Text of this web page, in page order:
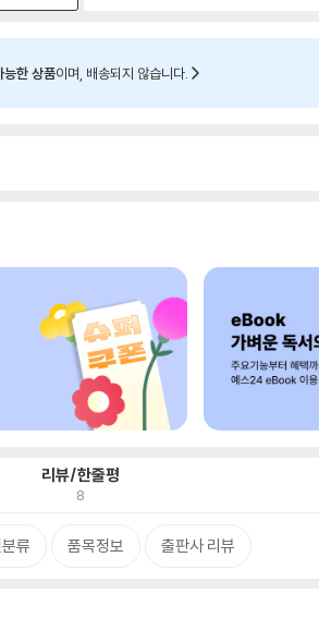
한 상품이며, 배송되지 않습니다.
리뷰/한줄평
8
류 품목정보 출판사 리뷰